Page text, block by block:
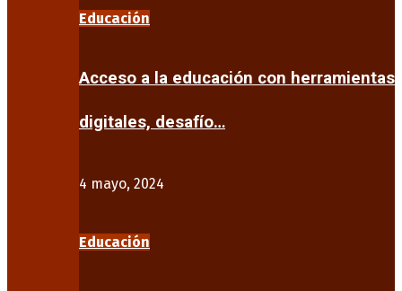
Educación
Acceso a la educación con herramientas
digitales, desafío…
4 mayo, 2024
Educación